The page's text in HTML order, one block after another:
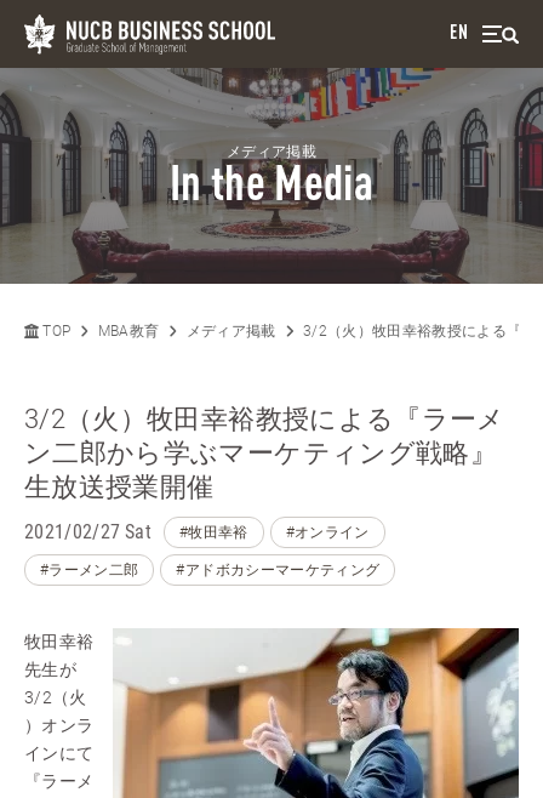
EN
メディア掲載
In the Media
TOP MBA教育 メディア掲載 3/2（火）牧田幸裕教授による『ラ
3/2（火）牧田幸裕教授による『ラーメ
ン二郎から学ぶマーケティング戦略』
生放送授業開催
2021/02/27 Sat #牧田幸裕 #オンライン
#ラーメン二郎 #アドボカシーマーケティング
牧田幸裕
先生が
3/2（火
）オンラ
インにて
『ラーメ